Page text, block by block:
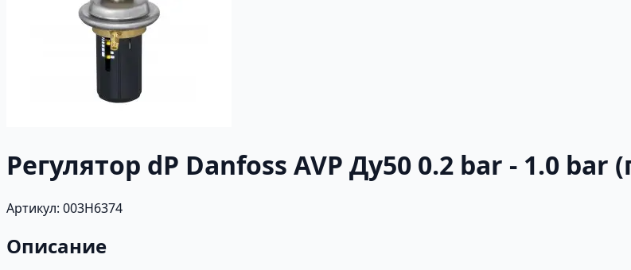
Регулятор dP Danfoss AVP Ду50 0.2 bar - 1.0
Артикул: 003H6374
Описание